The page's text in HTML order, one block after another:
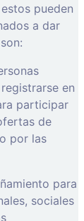
pueden
a dar
en
participar
de
por las
para
sociales